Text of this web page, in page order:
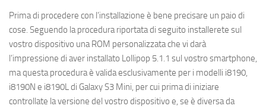
Prima di procedere con l’installazione è bene precisare un paio di
cose. Seguendo la procedura riportata di seguito installerete sul
vostro dispositivo una ROM personalizzata che vi darà
l’impressione di aver installato Lollipop 5.1.1 sul vostro smartphone,
ma questa procedura è valida esclusivamente per i modelli i8190,
i8190N e i8190L di Galaxy S3 Mini, per cui prima di iniziare
controllate la versione del vostro dispositivo e, se è diversa da